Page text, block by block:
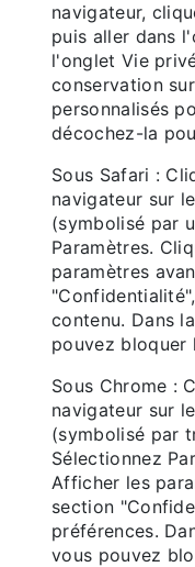
navigateur,
puis aller dans
l'onglet Vie
conservation
personnalisés
décochez-la
Sous Safari :
navigateur sur
(symbolisé par
Paramètres.
paramètres
contenu. Dans
pouvez bloquer
Sous Chrome :
navigateur sur
(symbolisé par
Sélectionnez
Afficher les
section
préférences.
vous pouvez